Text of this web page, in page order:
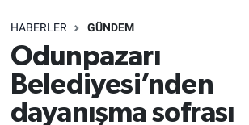
HABERLER GÜNDEM
Odunpazarı
Belediyesi’nden
dayanışma sofrası
Gündem
Türkiye
Eskişehirspor Arşivi
Eskişehir Arşivi
Süper Lig Puan Durumu ve Fikstür
Tüm Manşetler